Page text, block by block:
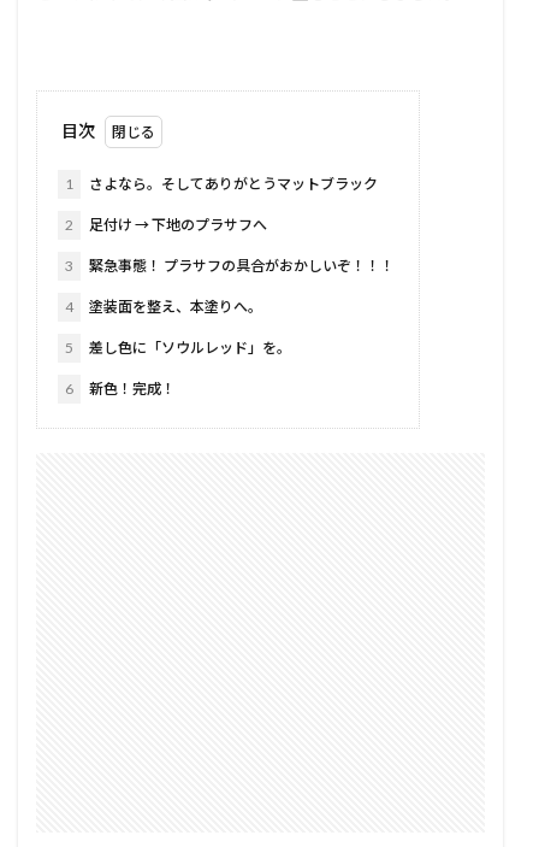
目次
1 さよなら。そしてありがとうマットブラック
2 足付け → 下地のプラサフへ
3 緊急事態！ プラサフの具合がおかしいぞ！！！
4 塗装面を整え、本塗りへ。
5 差し色に「ソウルレッド」を。
6 新色！完成！